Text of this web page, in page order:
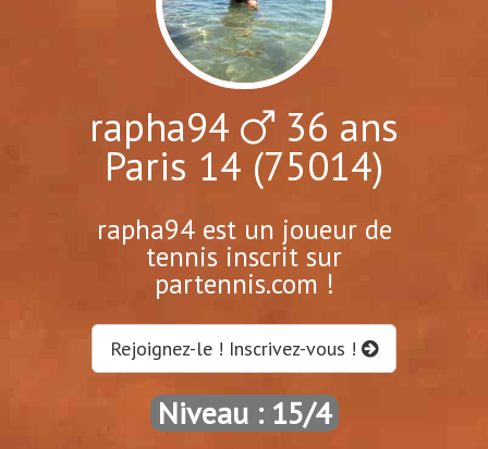
rapha94 36 ans
Paris 14 (75014)
rapha94 est un joueur de
tennis inscrit sur
partennis.com !
Rejoignez-le ! Inscrivez-vous !
Niveau : 15/4